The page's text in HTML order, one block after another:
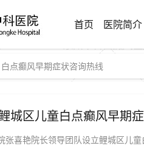
首页 医院简介
白点癫风早期症状咨询热线
城区儿童白点癫风早期
张喜艳院长领导团队设立鲤城区儿